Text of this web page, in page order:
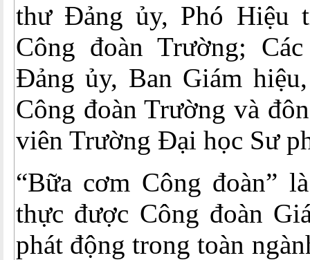
thư Đảng ủy, Phó Hiệu
Công đoàn Trường;
Đảng ủy, Ban Giám
Công đoàn Trường và
viên Trường Đại học Sư
“Bữa cơm Công đoàn”
thực được Công đoàn
phát động trong toàn